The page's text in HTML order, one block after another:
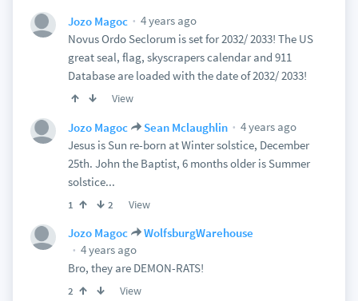
Jozo Magoc
4 years ago
Novus Ordo Seclorum is set for 2032/ 2033! The US
great seal, flag, skyscrapers calendar and 911
Database are loaded with the date of 2032/ 2033!
View
Jozo Magoc Sean Mclaughlin
4 years ago
Jesus is Sun re-born at Winter solstice, December
25th. John the Baptist, 6 months older is Summer
solstice...
1 2 View
Jozo Magoc
WolfsburgWarehouse
4 years ago
Bro, they are DEMON-RATS!
2 View